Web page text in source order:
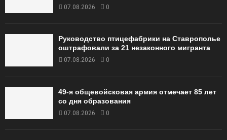
07.08.2026 0
Руководство птицефабрики на Ставрополье
оштрафовали за 21 незаконного мигранта
07.08.2026 0
49‑я общевойсковая армия отмечает 85 лет
со дня образования
07.08.2026 0